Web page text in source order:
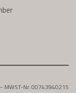
MWST-Nr. 00743940215